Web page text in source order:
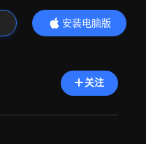
安装电脑版
内容更精彩
关注